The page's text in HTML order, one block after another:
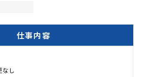
仕事内容
なし